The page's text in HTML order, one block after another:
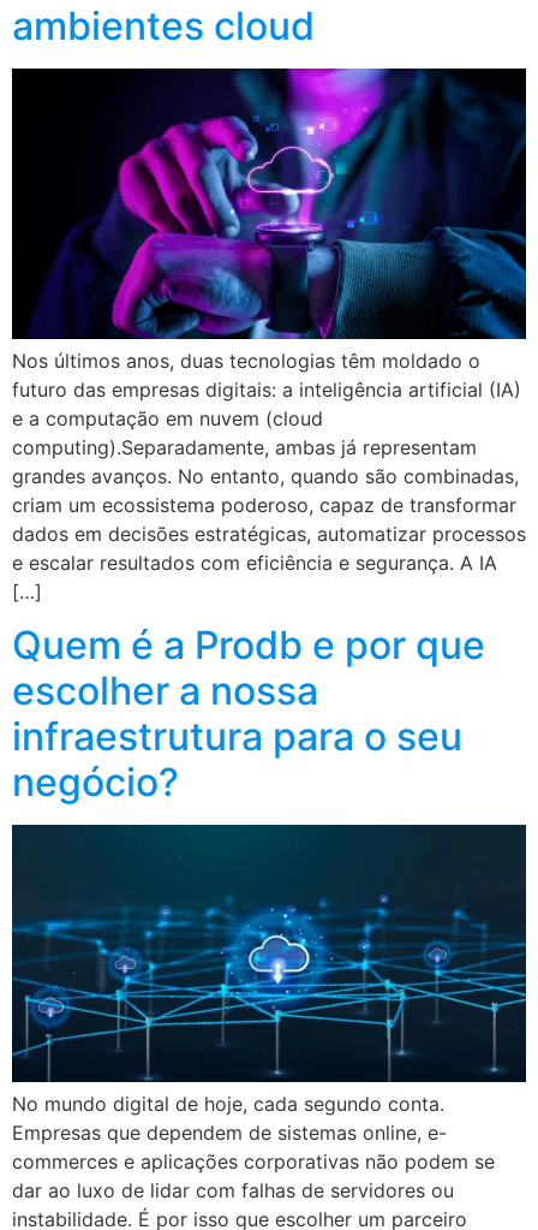
ambientes cloud
Nos últimos anos, duas tecnologias têm moldado o
futuro das empresas digitais: a inteligência artificial (IA)
e a computação em nuvem (cloud
computing).Separadamente, ambas já representam
grandes avanços. No entanto, quando são combinadas,
criam um ecossistema poderoso, capaz de transformar
dados em decisões estratégicas, automatizar processos
e escalar resultados com eficiência e segurança. A IA
[…]
Quem é a Prodb e por que
escolher a nossa
infraestrutura para o seu
negócio?
No mundo digital de hoje, cada segundo conta.
Empresas que dependem de sistemas online, e-
commerces e aplicações corporativas não podem se
dar ao luxo de lidar com falhas de servidores ou
instabilidade. É por isso que escolher um parceiro